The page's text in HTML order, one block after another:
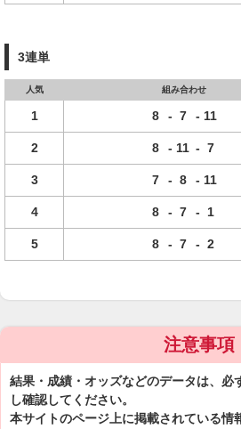
3連単
人気 組み合わせ
1 8 - 7 - 11
2 8 - 11 - 7
3 7 - 8 - 11
4 8 - 7 - 1
5 8 - 7 - 2
注意事項
結果・成績・オッズなどのデータは、必
し確認してください。
本サイトのページ上に掲載されている情